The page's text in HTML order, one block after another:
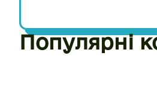
Популярні